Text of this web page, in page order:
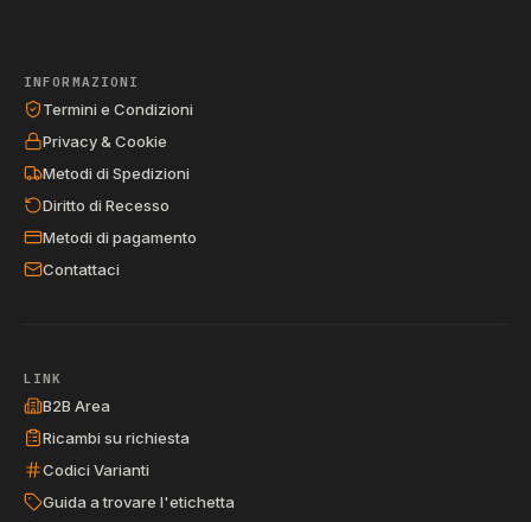
INFORMAZIONI
Termini e Condizioni
Privacy & Cookie
Metodi di Spedizioni
Diritto di Recesso
Metodi di pagamento
Contattaci
LINK
B2B Area
Ricambi su richiesta
Codici Varianti
Guida a trovare l'etichetta